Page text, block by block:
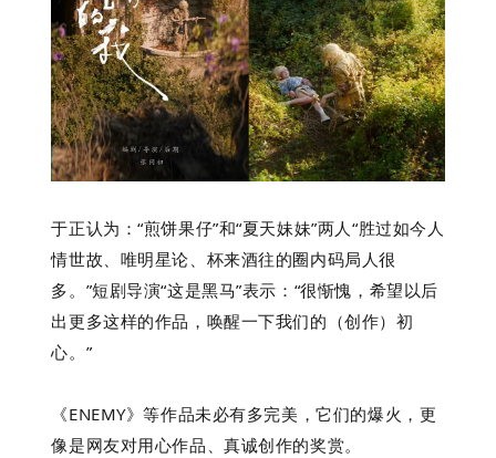
于正认为：“煎饼果仔”和“夏天妹妹”两人“胜过如今人
情世故、唯明星论、杯来酒往的圈内码局人很
多。”短剧导演“这是黑马”表示：“很惭愧，希望以后
出更多这样的作品，唤醒一下我们的（创作）初
心。”
《ENEMY》等作品未必有多完美，它们的爆火，更
像是网友对用心作品、真诚创作的奖赏。